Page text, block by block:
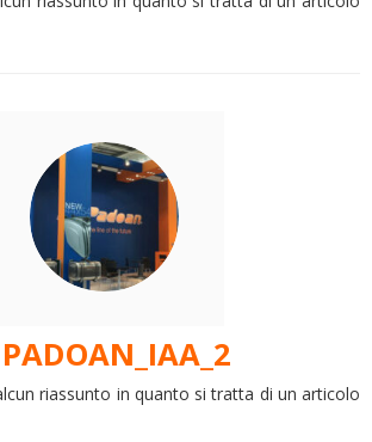
riassunto in quanto si tratta di un articolo